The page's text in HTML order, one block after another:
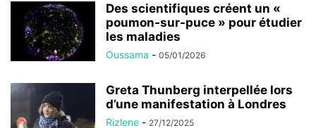
Des scientifiques créent un «
poumon-sur-puce » pour étudier
les maladies
Oussama - 05/01/2026
Greta Thunberg interpellée lors
d’une manifestation à Londres
Rizlene - 27/12/2025